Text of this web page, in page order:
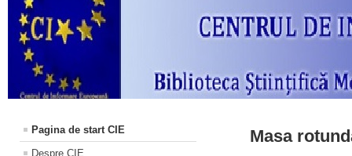
Pagina de start CIE
Despre CIE
Masa